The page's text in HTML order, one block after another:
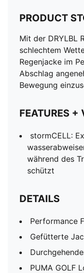
PRODUCT
Mit der DRYLBL
schlechtem
Regenjacke im
Abschlag
Bewegung
FEATURES +
stormCELL:
während des
schützt
DETAILS
Performance
Gefütterte
PUMA GOLF